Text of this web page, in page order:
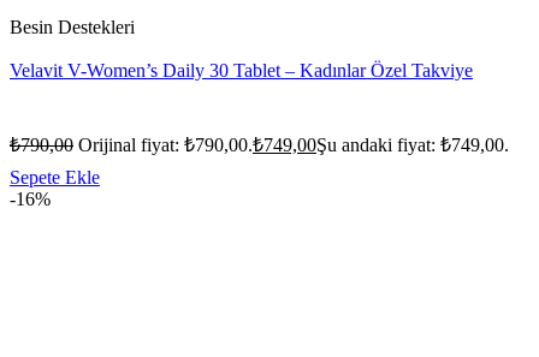
Besin Destekleri
Velavit V-Women’s Daily 30 Tablet – Kadınlar Özel Takviye
₺790,00 Orijinal fiyat: ₺790,00.₺749,00Şu andaki fiyat: ₺749,00.
Sepete Ekle
-16%